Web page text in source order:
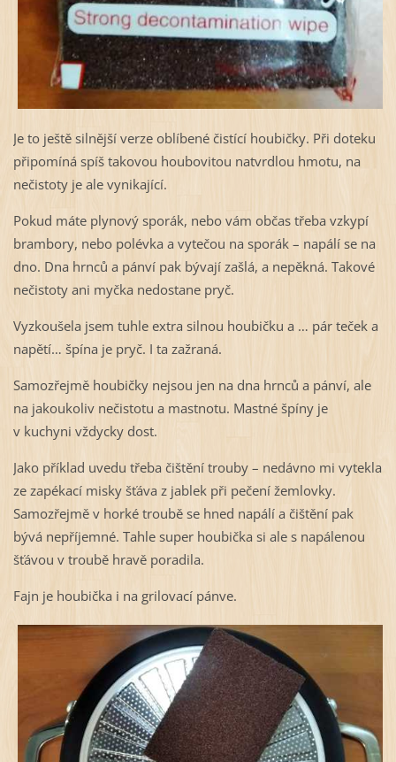
Je to ještě silnější verze oblíbené čistící houbičky. Při doteku
připomíná spíš takovou houbovitou natvrdlou hmotu, na
nečistoty je ale vynikající.
Pokud máte plynový sporák, nebo vám občas třeba vzkypí
brambory, nebo polévka a vytečou na sporák – napálí se na
dno. Dna hrnců a pánví pak bývají zašlá, a nepěkná. Takové
nečistoty ani myčka nedostane pryč.
Vyzkoušela jsem tuhle extra silnou houbičku a … pár teček a
napětí… špína je pryč. I ta zažraná.
Samozřejmě houbičky nejsou jen na dna hrnců a pánví, ale
na jakoukoliv nečistotu a mastnotu. Mastné špíny je
v kuchyni vždycky dost.
Jako příklad uvedu třeba čištění trouby – nedávno mi vytekla
ze zapékací misky šťáva z jablek při pečení žemlovky.
Samozřejmě v horké troubě se hned napálí a čištění pak
bývá nepříjemné. Tahle super houbička si ale s napálenou
šťávou v troubě hravě poradila.
Fajn je houbička i na grilovací pánve.